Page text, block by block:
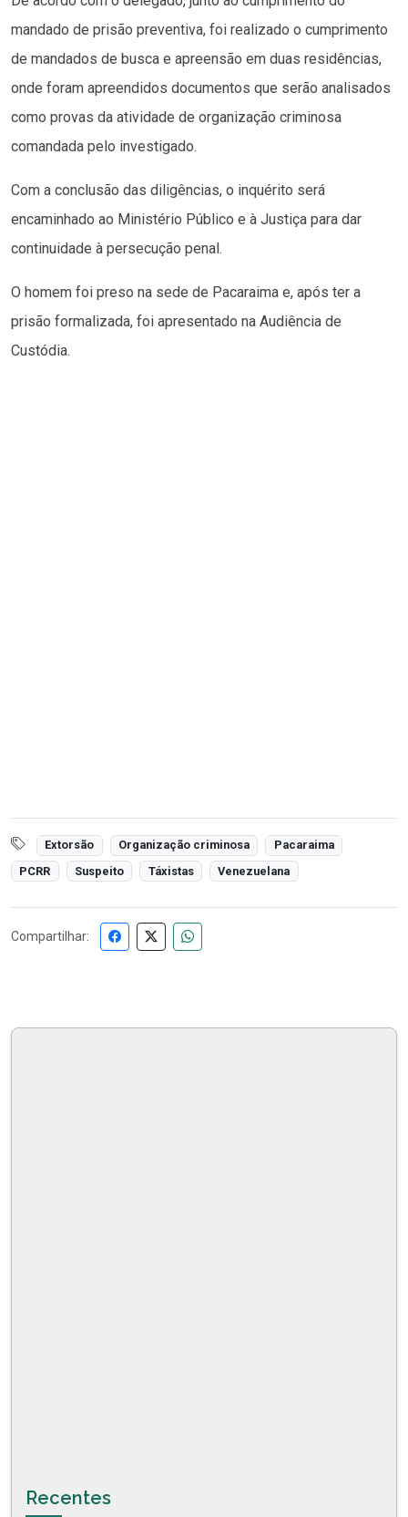
mandado de prisão preventiva, foi realizado o cumprimento
de mandados de busca e apreensão em duas residências,
onde foram apreendidos documentos que serão analisados
como provas da atividade de organização criminosa
comandada pelo investigado.
Com a conclusão das diligências, o inquérito será
encaminhado ao Ministério Público e à Justiça para dar
continuidade à persecução penal.
O homem foi preso na sede de Pacaraima e, após ter a
prisão formalizada, foi apresentado na Audiência de
Custódia.
Extorsão Organização criminosa
Pacaraima
PCRR
Suspeito Táxistas Venezuelana
Compartilhar:
Recentes